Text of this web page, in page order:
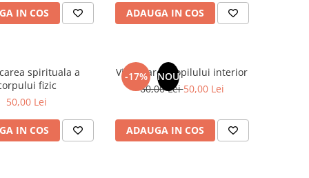
IN COS ADAUGA IN COS
spirituala a
fizic
50,00 Lei
IN COS
-17% NOU
Vindecarea copilului interior
60,00 Lei50,00 Lei
ADAUGA IN COS